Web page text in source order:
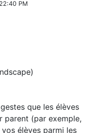
PM
que les élèves
parent (par exemple,
élèves parmi les